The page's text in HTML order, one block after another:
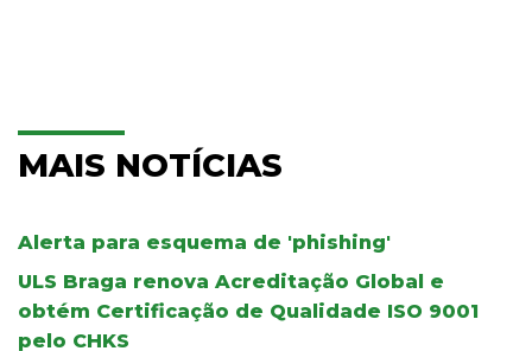
MAIS NOTÍCIAS
Alerta para esquema de 'phishing'
ULS Braga renova Acreditação Global e
obtém Certificação de Qualidade ISO 9001
pelo CHKS